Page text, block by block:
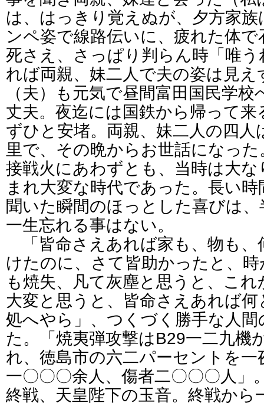
は、はっきり覚えぬが、夕方家
ンペ姿で線路伝いに、疲れた体
死さえ、さっぱり判らん時「唯
れば両親、妹二人で夫の姿は見え
（夫）も元気で昼間富田国民学
丈夫。夜迄には国鉄から帰って
ずひと安堵。両親、妹二人の四
里で、その晩からお世話になっ
接戦火にあわずとも、当時は大
まれ大変な時代であった。長い
聞いた瞬間のほっとした喜びは
一生忘れる事はない。
「皆命さえあれば家も、物も、
けたのに、さて皆助かったと、
も焼失、凡て灰塵と思うと、こ
大変と思うと、皆命さえあれば
処へやら」、つくづく勝手な人
た。「焼夷弾攻撃はB29一二九機
れ、徳島市の六二パーセントを
一〇〇〇余人、傷者二〇〇〇人」
終戦、天皇陛下の玉音。終戦から